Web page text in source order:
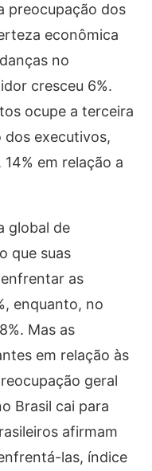
preocupação dos
econômica
no
cresceu 6%.
ocupe a terceira
dos executivos,
em relação a
global de
que suas
as
enquanto, no
Mas as
em relação às
geral
Brasil cai para
afirmam
las, índice